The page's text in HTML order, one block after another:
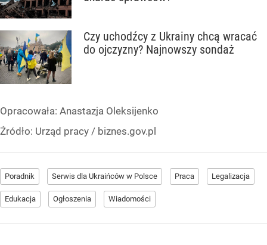
Czy uchodźcy z Ukrainy chcą wracać
do ojczyzny? Najnowszy sondaż
Opracowała: Anastazja Oleksijenko
Źródło: Urząd pracy / biznes.gov.pl
Poradnik Serwis dla Ukraińców w Polsce Praca Legalizacja
Edukacja Ogłoszenia Wiadomości